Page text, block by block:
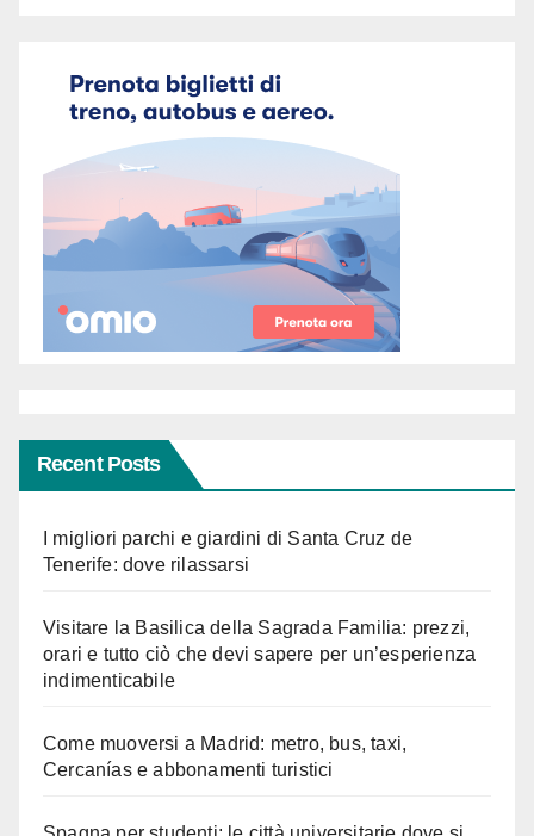
Recent Posts
I migliori parchi e giardini di Santa Cruz de
Tenerife: dove rilassarsi
Visitare la Basilica della Sagrada Familia: prezzi,
orari e tutto ciò che devi sapere per un’esperienza
indimenticabile
Come muoversi a Madrid: metro, bus, taxi,
Cercanías e abbonamenti turistici